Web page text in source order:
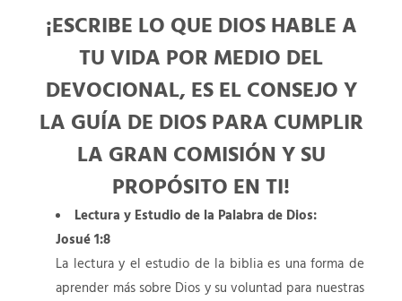
¡ESCRIBE LO QUE DIOS HABLE A
TU VIDA POR MEDIO DEL
DEVOCIONAL, ES EL CONSEJO Y
LA GUÍA DE DIOS PARA CUMPLIR
LA GRAN COMISIÓN Y SU
PROPÓSITO EN TI!
Lectura y Estudio de la Palabra de Dios:
Josué 1:8
La lectura y el estudio de la biblia es una forma de
aprender más sobre Dios y su voluntad para nuestras